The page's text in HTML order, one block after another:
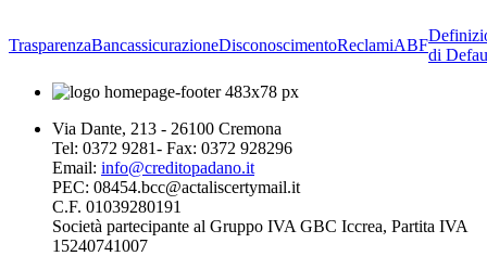
TrasparenzaBancassicurazioneDisconoscimentoReclamiABF
di
Via Dante, 213 - 26100 Cremona
Tel: 0372 9281- Fax: 0372 928296
Email: info@creditopadano.it
PEC: 08454.bcc@actaliscertymail.it
C.F. 01039280191
Società partecipante al Gruppo IVA GBC Iccrea, Partita IVA
15240741007